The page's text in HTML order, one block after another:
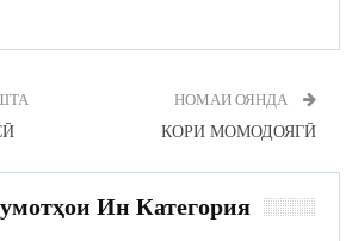
НОМАИ ОЯНДА
КОРИ МОМОДОЯГӢ
Ин Категория